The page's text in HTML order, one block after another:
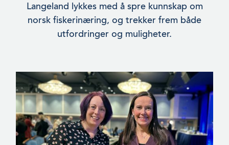
Langeland lykkes med å spre kunnskap om
norsk fiskerinæring, og trekker frem både
utfordringer og muligheter.